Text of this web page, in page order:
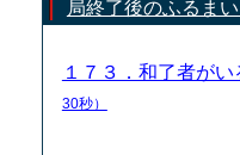
局終了後のふるま
１７３．和了者が
30秒）